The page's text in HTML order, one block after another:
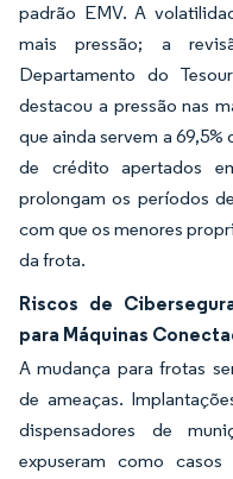
padrão EMV. A
mais pressão; a
Departamento do
destacou a pressão nas
que ainda servem a 69,5%
de crédito apertados
prolongam os períodos
com que os menores
da frota.
Riscos de
para Máquinas
A mudança para frotas
de ameaças.
dispensadores de
expuseram como